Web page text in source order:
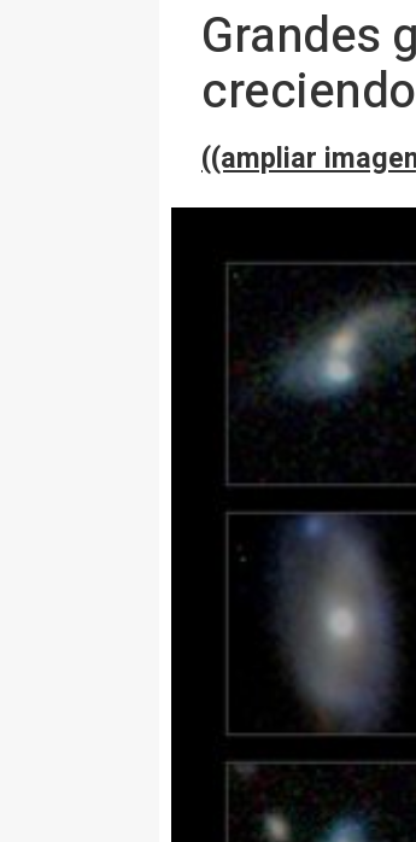
Grandes
creciendo
((ampliar